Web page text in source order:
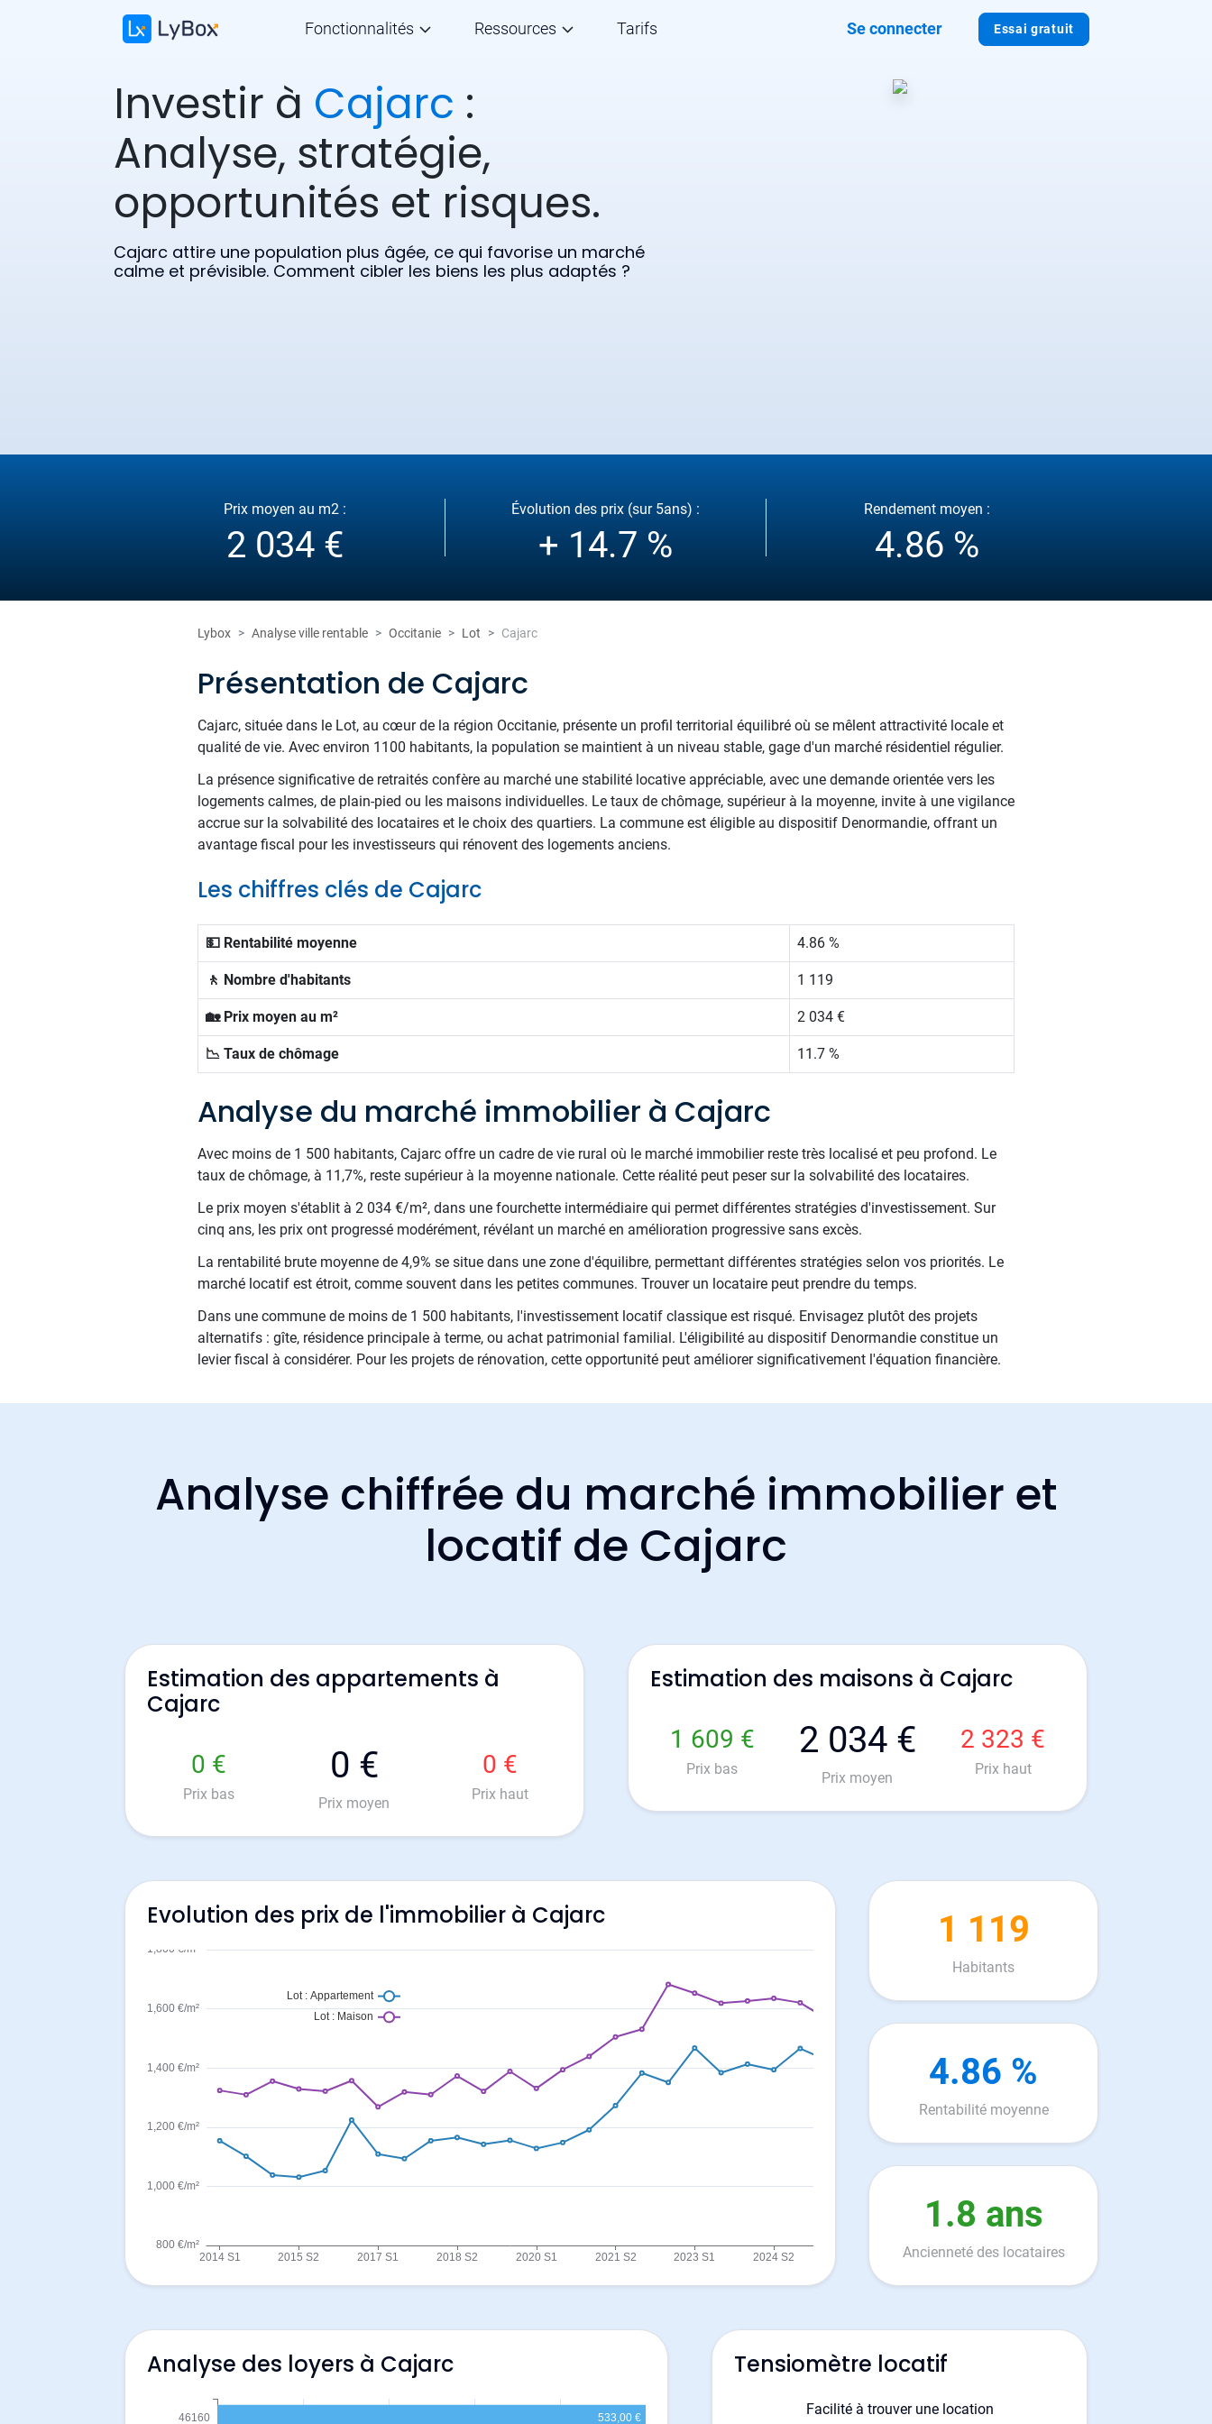
Essai gratuit
Fonctionnalités Ressources Tarifs Se connecter
Investir à Cajarc :
Analyse, stratégie,
opportunités et risques.
Cajarc attire une population plus âgée, ce qui favorise un marché
calme et prévisible. Comment cibler les biens les plus adaptés ?
Prix moyen au m2 :
2 034 €
Évolution des prix (sur 5ans) :
+ 14.7 %
Rendement moyen :
4.86 %
Lybox Analyse ville rentable Occitanie Lot Cajarc
Présentation de Cajarc
Cajarc, située dans le Lot, au cœur de la région Occitanie, présente un profil territorial équilibré où se mêlent attractivité locale et
qualité de vie. Avec environ 1100 habitants, la population se maintient à un niveau stable, gage d'un marché résidentiel régulier.
La présence significative de retraités confère au marché une stabilité locative appréciable, avec une demande orientée vers les
logements calmes, de plain-pied ou les maisons individuelles. Le taux de chômage, supérieur à la moyenne, invite à une vigilance
accrue sur la solvabilité des locataires et le choix des quartiers. La commune est éligible au dispositif Denormandie, offrant un
avantage fiscal pour les investisseurs qui rénovent des logements anciens.
Les chiffres clés de Cajarc
💵 Rentabilité moyenne 4.86 %
🚶 Nombre d'habitants 1 119
🏡 Prix moyen au m² 2 034 €
📉 Taux de chômage 11.7 %
Analyse du marché immobilier à Cajarc
Avec moins de 1 500 habitants, Cajarc offre un cadre de vie rural où le marché immobilier reste très localisé et peu profond. Le
taux de chômage, à 11,7%, reste supérieur à la moyenne nationale. Cette réalité peut peser sur la solvabilité des locataires.
Le prix moyen s'établit à 2 034 €/m², dans une fourchette intermédiaire qui permet différentes stratégies d'investissement. Sur
cinq ans, les prix ont progressé modérément, révélant un marché en amélioration progressive sans excès.
La rentabilité brute moyenne de 4,9% se situe dans une zone d'équilibre, permettant différentes stratégies selon vos priorités. Le
marché locatif est étroit, comme souvent dans les petites communes. Trouver un locataire peut prendre du temps.
Dans une commune de moins de 1 500 habitants, l'investissement locatif classique est risqué. Envisagez plutôt des projets
alternatifs : gîte, résidence principale à terme, ou achat patrimonial familial. L'éligibilité au dispositif Denormandie constitue un
levier fiscal à considérer. Pour les projets de rénovation, cette opportunité peut améliorer significativement l'équation financière.
Analyse chiffrée du marché immobilier et
locatif de Cajarc
Estimation des appartements à
Cajarc
0 €
Prix bas
0 €
Prix moyen
0 €
Prix haut
Estimation des maisons à Cajarc
1 609 €
Prix bas
2 034 €
Prix moyen
2 323 €
Prix haut
Evolution des prix de l'immobilier à Cajarc 1 119
Habitants
4.86 %
Rentabilité moyenne
1.8 ans
Ancienneté des locataires
Analyse des loyers à Cajarc Tensiomètre locatif
Facilité à trouver une location